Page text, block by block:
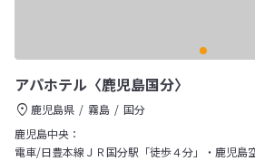
アパホテル〈鹿児島国分〉
鹿児島県 霧島
国分
鹿児島中央：
電車/日豊本線ＪＲ国分駅「徒歩４分」・鹿児島